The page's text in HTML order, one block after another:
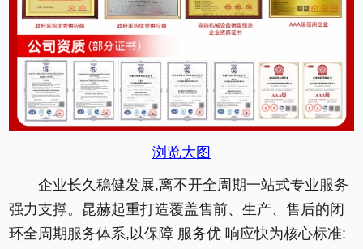
浏览大图
企业长久稳健发展,离不开全周期一站式专业服务
强力支撑。昆赫起重打造覆盖售前、生产、售后的闭
环全周期服务体系,以保障 服务优 响应快为核心标准: